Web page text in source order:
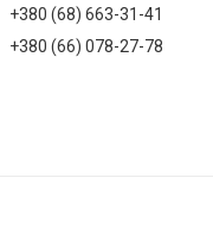
+380 (68) 663-31-41
+380 (66) 078-27-78